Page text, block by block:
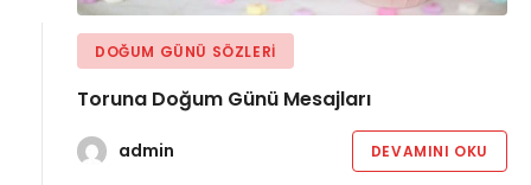
DOĞUM GÜNÜ SÖZLERI
Toruna Doğum Günü Mesajları
admin DEVAMINI OKU